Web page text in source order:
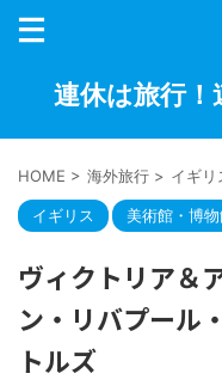
連休は旅行！
HOME > 海外旅行 > イギリ
イギリス 美術館・博
ヴィクトリア＆
ン・リバプール
トルズ